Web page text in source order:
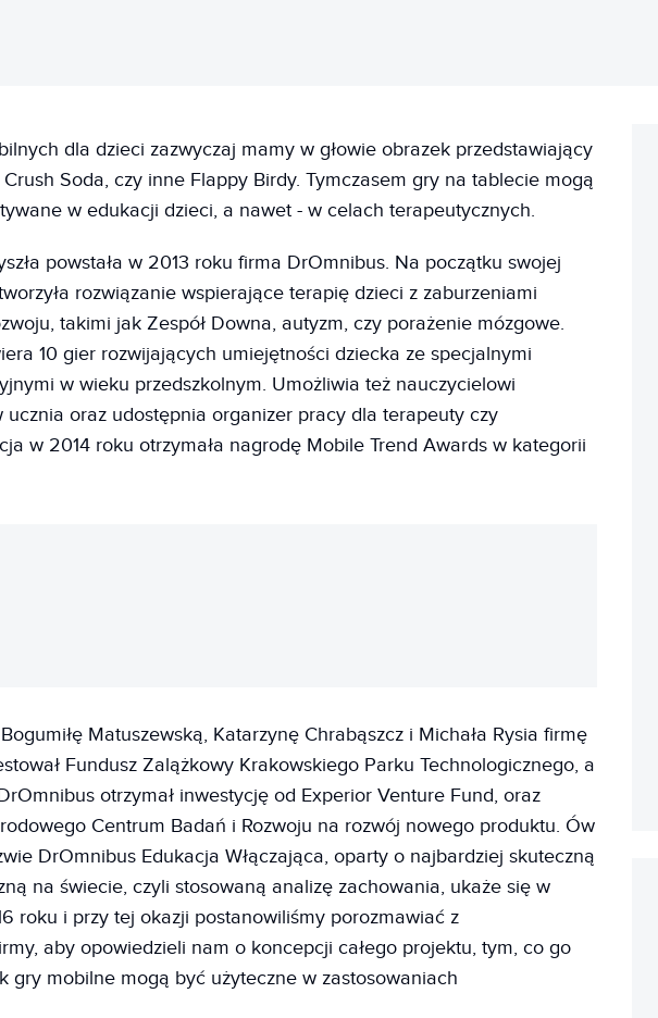
dla dzieci zazwyczaj mamy w głowie obrazek przedstawiający
Soda, czy inne Flappy Birdy. Tymczasem gry na tablecie mogą
w edukacji dzieci, a nawet - w celach terapeutycznych.
powstała w 2013 roku firma DrOmnibus. Na początku swojej
rozwiązanie wspierające terapię dzieci z zaburzeniami
takimi jak Zespół Downa, autyzm, czy porażenie mózgowe.
10 gier rozwijających umiejętności dziecka ze specjalnymi
w wieku przedszkolnym. Umożliwia też nauczycielowi
ucznia oraz udostępnia organizer pracy dla terapeuty czy
w 2014 roku otrzymała nagrodę Mobile Trend Awards w kategorii
Matuszewską, Katarzynę Chrabąszcz i Michała Rysia firmę
Fundusz Zalążkowy Krakowskiego Parku Technologicznego, a
otrzymał inwestycję od Experior Venture Fund, oraz
Centrum Badań i Rozwoju na rozwój nowego produktu. Ów
DrOmnibus Edukacja Włączająca, oparty o najbardziej skuteczną
na świecie, czyli stosowaną analizę zachowania, ukaże się w
roku i przy tej okazji postanowiliśmy porozmawiać z
aby opowiedzieli nam o koncepcji całego projektu, tym, co go
gry mobilne mogą być użyteczne w zastosowaniach